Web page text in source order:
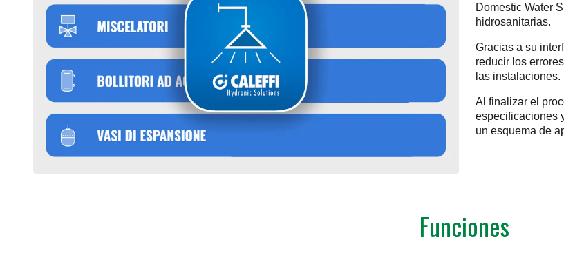
Domestic Water
hidrosanitarias.
Gracias a su
reducir los
las instalaciones.
Al finalizar el
especificaciones
un esquema de
Funciones